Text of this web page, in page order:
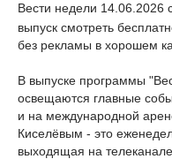
Вести недели 14.06.2026
выпуск смотреть
без рекламы в хорошем
В выпуске программы
освещаются главные
и на международной
Киселёвым - это
выходящая на